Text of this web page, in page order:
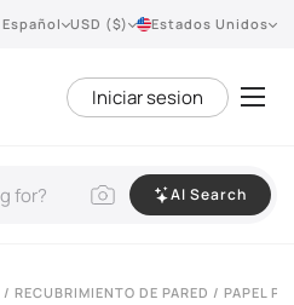
Español USD ($) Estados Unidos
Iniciar sesion
AI Search
/ RECUBRIMIENTO DE PARED / PAPEL